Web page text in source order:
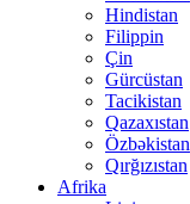
Hindistan
Filippin
Çin
Gürcüstan
Tacikistan
Qazaxıstan
Özbəkistan
Qırğızıstan
Afrika